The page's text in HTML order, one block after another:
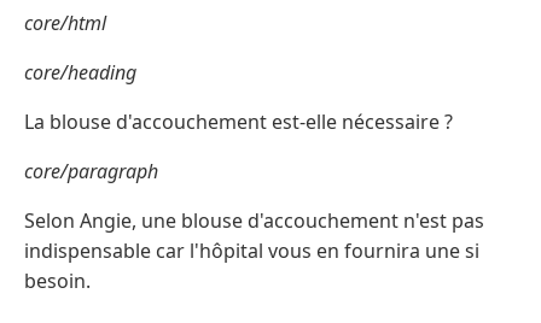
core/html
core/heading
La blouse d'accouchement est-elle nécessaire ?
core/paragraph
Selon Angie, une blouse d'accouchement n'est pas
indispensable car l'hôpital vous en fournira une si
besoin.